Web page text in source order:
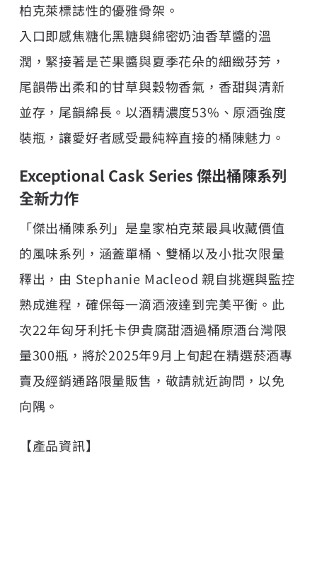
柏克萊標誌性的優雅骨架。
入口即感焦糖化黑糖與綿密奶油香草醬的溫
潤，緊接著是芒果醬與夏季花朵的細緻芬芳，
尾韻帶出柔和的甘草與穀物香氣，香甜與清新
並存，尾韻綿長。以酒精濃度53%、原酒強度
裝瓶，讓愛好者感受最純粹直接的桶陳魅力。
Exceptional Cask Series 傑出桶陳系列
全新力作
「傑出桶陳系列」是皇家柏克萊最具收藏價值
的風味系列，涵蓋單桶、雙桶以及小批次限量
釋出，由 Stephanie Macleod 親自挑選與監控
熟成進程，確保每一滴酒液達到完美平衡。此
次22年匈牙利托卡伊貴腐甜酒過桶原酒台灣限
量300瓶，將於2025年9月上旬起在精選菸酒專
賣及經銷通路限量販售，敬請就近詢問，以免
向隅。
【產品資訊】